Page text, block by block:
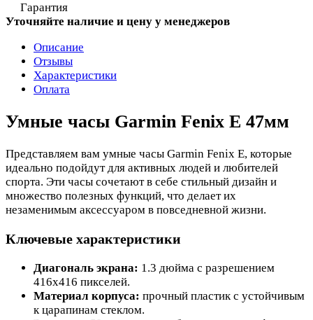
Гарантия
Уточняйте наличие и цену у менеджеров
Описание
Отзывы
Характеристики
Оплата
Умные часы Garmin Fenix E 47мм
Представляем вам умные часы Garmin Fenix E, которые
идеально подойдут для активных людей и любителей
спорта. Эти часы сочетают в себе стильный дизайн и
множество полезных функций, что делает их
незаменимым аксессуаром в повседневной жизни.
Ключевые характеристики
Диагональ экрана: 1.3 дюйма с разрешением
416x416 пикселей.
Материал корпуса: прочный пластик с устойчивым
к царапинам стеклом.